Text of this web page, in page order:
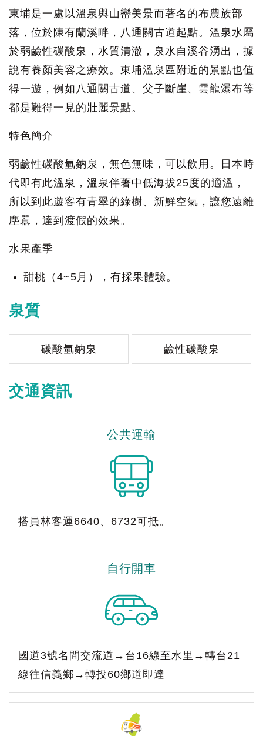
東埔是一處以溫泉與山巒美景而著名的布農族部
落，位於陳有蘭溪畔，八通關古道起點。溫泉水屬
於弱鹼性碳酸泉，水質清澈，泉水自溪谷湧出，據
說有養顏美容之療效。東埔溫泉區附近的景點也值
得一遊，例如八通關古道、父子斷崖、雲龍瀑布等
都是難得一見的壯麗景點。
特色簡介
弱鹼性碳酸氫鈉泉，無色無味，可以飲用。日本時
代即有此溫泉，溫泉伴著中低海拔25度的適溫，
所以到此遊客有青翠的綠樹、新鮮空氣，讓您遠離
塵囂，達到渡假的效果。
水果產季
甜桃（4~5月），有採果體驗。
泉質
碳酸氫鈉泉 鹼性碳酸泉
交通資訊
公共運輸
搭員林客運6640、6732可抵。
自行開車
國道3號名間交流道→台16線至水里→轉台21
線往信義鄉→轉投60鄉道即達